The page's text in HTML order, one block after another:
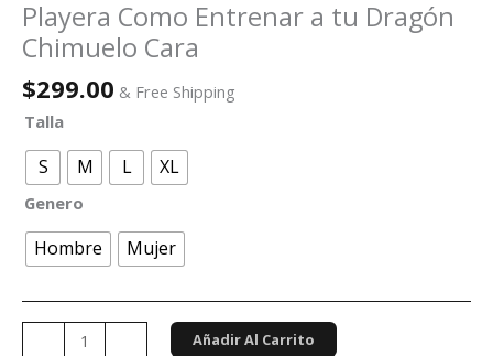
Playera Como Entrenar a tu Dragón
Chimuelo Cara
$299.00 & Free Shipping
Talla
S M L XL
Genero
Hombre Mujer
Añadir Al Carrito